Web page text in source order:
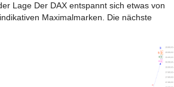
Lage Der DAX entspannt sich etwas von
Maximalmarken. Die nächste